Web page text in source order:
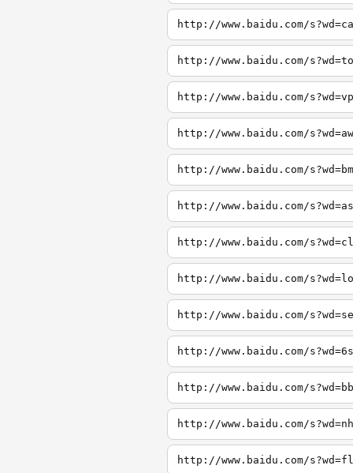
http://www.baidu.com/
http://www.baidu.com/
http://www.baidu.com/
http://www.baidu.com/
http://www.baidu.com/
http://www.baidu.com/
http://www.baidu.com/
http://www.baidu.com/
http://www.baidu.com/
http://www.baidu.com/
http://www.baidu.com/
http://www.baidu.com/
http://www.baidu.com/